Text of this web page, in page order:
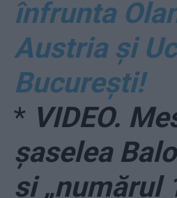
înfrunta
Austria și
București!
* VIDEO.
şaselea
şi „numărul